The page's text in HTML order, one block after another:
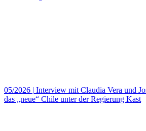
05/2026 | Interview mit Claudia Vera und
das „neue“ Chile unter der Regierung Kast